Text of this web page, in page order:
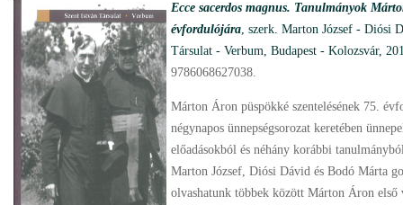
Ecce sacerdos magnus. Tanulmányok
évfordulójára, szerk. Marton József - Diósi
Társulat - Verbum, Budapest - Kolozsvár,
9786068627038.
Márton Áron püspökké szentelésének 75.
négynapos ünnepségsorozat keretében
előadásokból és néhány korábbi
Marton József, Diósi Dávid és Bodó Márta
olvashatunk többek között Márton Áron első